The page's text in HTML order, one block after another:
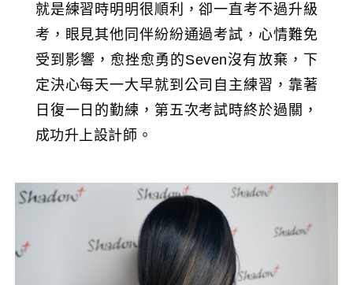
就是練習時明明很順利，卻一直考不過升級
考，眼見其他同伴紛紛通過考試，心情難免
受到影響，愈挫愈勇的Seven沒有放棄，下
定決心每天一大早就到公司自主練習，靠著
日復一日的勤練，第五次考試時終於過關，
成功升上設計師。